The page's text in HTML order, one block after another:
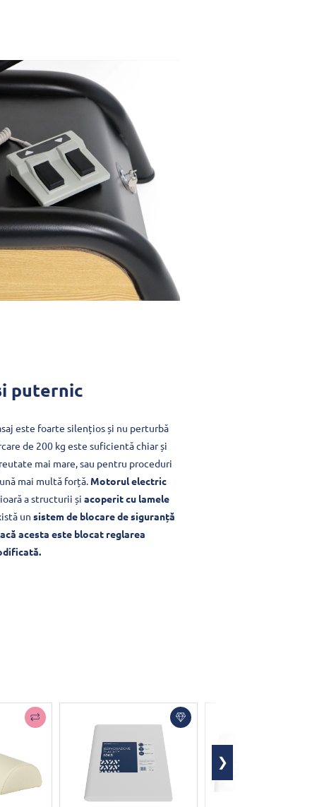
puternic
este foarte silențios și nu perturbă
de 200 kg este suficientă chiar și
mai mare, sau pentru proceduri
mai multă forță. Motorul electric
a structurii și acoperit cu lamele
un sistem de blocare de siguranță
acesta este blocat reglarea